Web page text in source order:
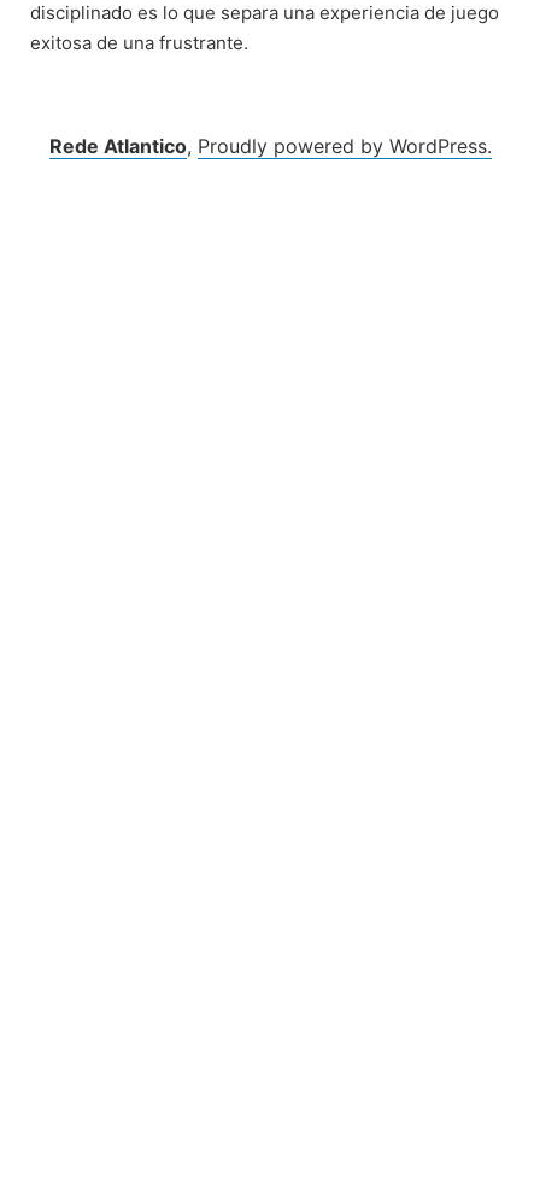
disciplinado es lo que separa una experiencia de juego
exitosa de una frustrante.
Rede Atlantico, Proudly powered by WordPress.